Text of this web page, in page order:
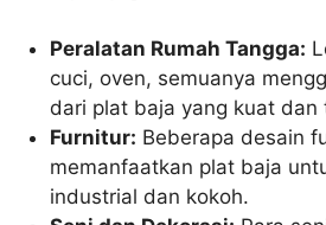
Peralatan Rumah Tangga:
cuci, oven, semuanya
dari plat baja yang kuat dan
Furnitur: Beberapa desain
memanfaatkan plat baja
industrial dan kokoh.